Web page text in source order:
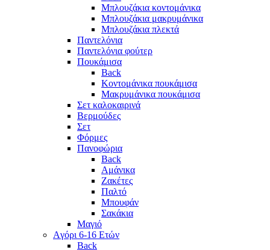
Μπλουζάκια κοντομάνικα
Μπλουζάκια μακρυμάνικα
Μπλουζάκια πλεκτά
Παντελόνια
Παντελόνια φούτερ
Πουκάμισα
Back
Κοντομάνικα πουκάμισα
Μακρυμάνικα πουκάμισα
Σετ καλοκαιρινά
Βερμούδες
Σετ
Φόρμες
Πανοφώρια
Back
Αμάνικα
Ζακέτες
Παλτό
Μπουφάν
Σακάκια
Μαγιό
Aγόρι 6-16 Ετών
Back